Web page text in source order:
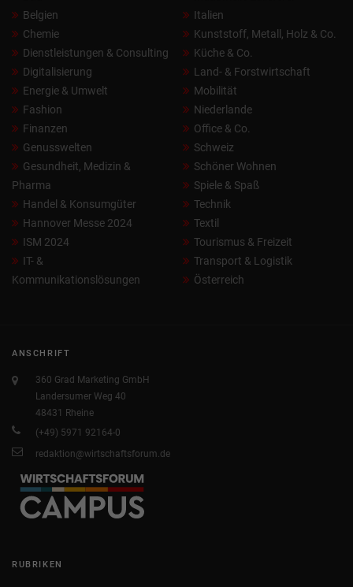
Belgien
Chemie
Dienstleistungen & Consulting
Digitalisierung
Energie & Umwelt
Fashion
Finanzen
Genusswelten
Gesundheit, Medizin &
Pharma
Handel & Konsumgüter
Hannover Messe 2024
ISM 2024
IT- &
Kommunikationslösungen
Italien
Kunststoff, Metall, Holz & Co.
Küche & Co.
Land- & Forstwirtschaft
Mobilität
Niederlande
Office & Co.
Schweiz
Schöner Wohnen
Spiele & Spaß
Technik
Textil
Tourismus & Freizeit
Transport & Logistik
Österreich
ANSCHRIFT
360 Grad Marketing GmbH
Landersumer Weg 40
48431 Rheine
(+49) 5971 92164-0
redaktion@wirtschaftsforum.de
RUBRIKEN